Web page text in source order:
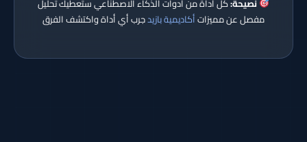
نصيحة:كل أداة من أدوات الذكاء الاصطناعي ستعطيك تحليل
مفصل عن مميزاتأكاديمية بازيدجرب أي أداة واكتشف الفرق